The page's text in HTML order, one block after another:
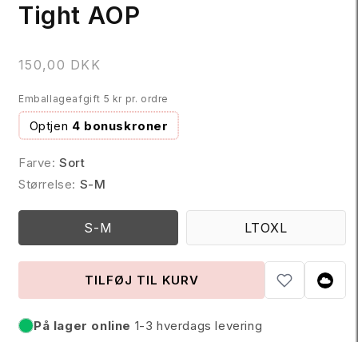
Tight AOP
N
r
m
a
l
p
150,00 DKK
Emballageafgift 5 kr pr. ordre
Optjen 4 bonuskroner
Farve:Sort
Størrelse: S-M
S-M LTOXL
TILFØJ TIL KURV
På lager
På lager online 1-3 hverdags levering